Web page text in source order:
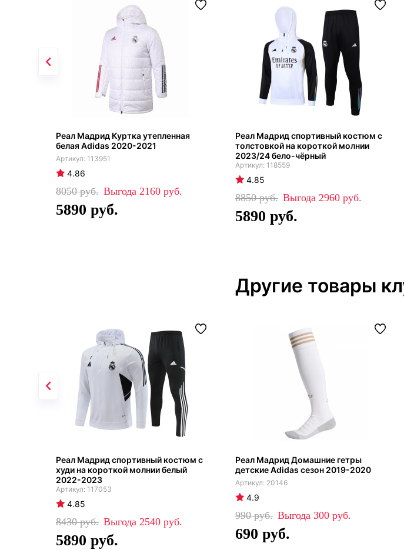
Реал Мадрид Куртка утепленная
белая Adidas 2020-2021
113951
4.86
8050 2160
5890
Реал Мадрид спортивный костюм с
толстовкой на короткой молнии
2023/24 бело-чёрный
118559
4.85
8850 2960
5890
Другие товары
Реал Мадрид спортивный костюм с
худи на короткой молнии белый
2022-2023
117053
4.85
8430 2540
5890
Реал Мадрид Домашние гетры
детские Adidas сезон 2019-2020
20146
4.9
990 300
690